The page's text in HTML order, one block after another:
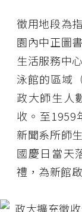
徵用地段為
園內中正圖
生活服務中
泳館的區域
政大師生人
收。至1959
新聞系所師
國慶日當天
禮，為新館